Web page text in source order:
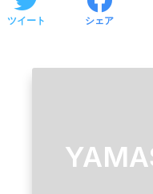
ツイート シェア